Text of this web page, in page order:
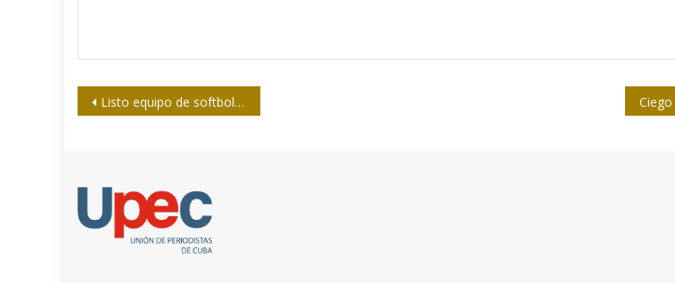
Navegación
Listo equipo de softbol de Camagüey para el torneo nacional de la prensa